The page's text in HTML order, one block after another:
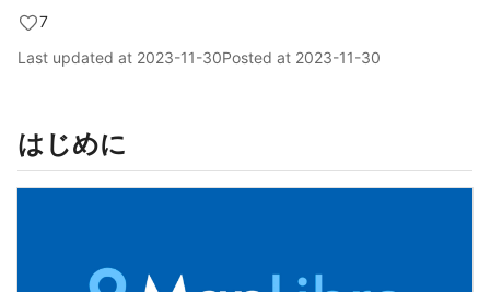
7
Last updated at 2023-11-30Posted at 2023-11-30
はじめに